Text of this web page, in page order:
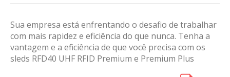
Sua empresa está enfrentando o desafio de trabalhar
com mais rapidez e eficiência do que nunca. Tenha a
vantagem e a eficiência de que você precisa com os
sleds RFD40 UHF RFID Premium e Premium Plus